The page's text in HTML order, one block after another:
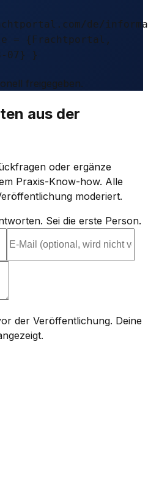
de/
= {Frachtportal,
07} }
freigegeben.
aus der
oder ergänze
Praxis-Know-how. Alle
moderiert.
Sei die erste Person.
der Veröffentlichung. Deine